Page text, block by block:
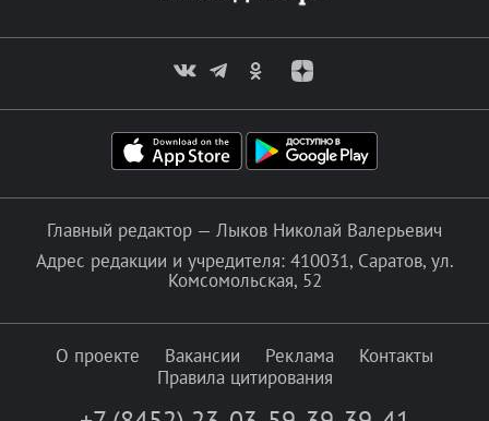
Главный редактор — Лыков Николай Валерьевич
Адрес редакции и учредителя: 410031, Саратов, ул.
Комсомольская, 52
О проекте Вакансии Реклама
Контакты
Правила цитирования